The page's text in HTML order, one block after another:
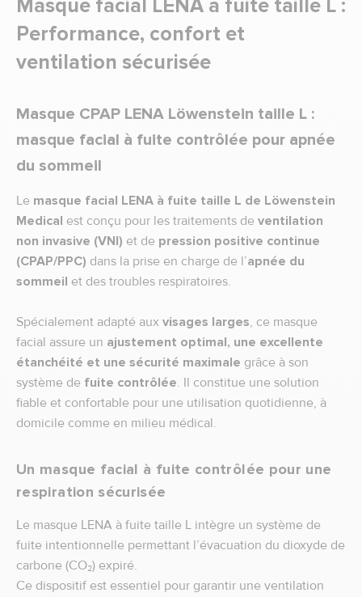
Masque facial LENA à fuite taille L :
Performance, confort et
ventilation sécurisée
Masque CPAP LENA Löwenstein taille L :
masque facial à fuite contrôlée pour apnée
du sommeil
Le masque facial LENA à fuite taille L de Löwenstein
Medical est conçu pour les traitements de ventilation
non invasive (VNI) et de pression positive continue
(CPAP/PPC) dans la prise en charge de l’apnée du
sommeil et des troubles respiratoires.
Spécialement adapté aux visages larges, ce masque
facial assure un ajustement optimal, une excellente
étanchéité et une sécurité maximale grâce à son
système de fuite contrôlée. Il constitue une solution
fiable et confortable pour une utilisation quotidienne, à
domicile comme en milieu médical.
Un masque facial à fuite contrôlée pour une
respiration sécurisée
Le masque LENA à fuite taille L intègre un système de
fuite intentionnelle permettant l’évacuation du dioxyde de
carbone (CO₂) expiré.
Ce dispositif est essentiel pour garantir une ventilation